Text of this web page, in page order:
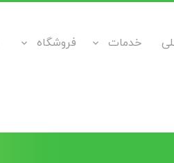
خدمات فروشگاه